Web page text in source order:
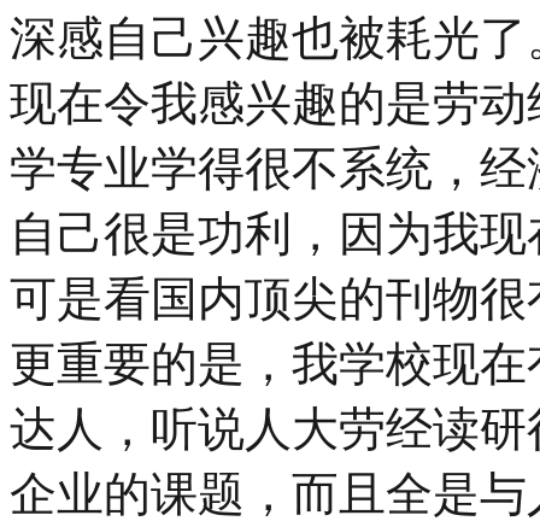
深感自己兴趣也被耗光了
现在令我感兴趣的是劳
学专业学得很不系统，
自己很是功利，因为我
可是看国内顶尖的刊物
更重要的是，我学校现
达人，听说人大劳经读
企业的课题，而且全是